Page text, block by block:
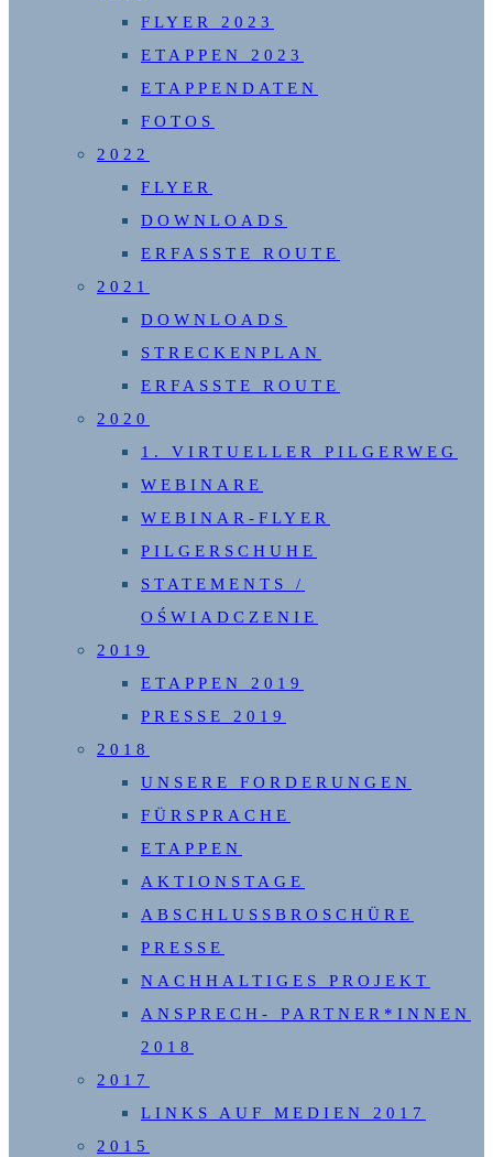
FLYER 2023
ETAPPEN 2023
ETAPPENDATEN
FOTOS
2022
FLYER
DOWNLOADS
ERFASSTE ROUTE
2021
DOWNLOADS
STRECKENPLAN
ERFASSTE ROUTE
2020
1. VIRTUELLER PILGERWEG
WEBINARE
WEBINAR-FLYER
PILGERSCHUHE
STATEMENTS /
OŚWIADCZENIE
2019
ETAPPEN 2019
PRESSE 2019
2018
UNSERE FORDERUNGEN
FÜRSPRACHE
ETAPPEN
AKTIONSTAGE
ABSCHLUSSBROSCHÜRE
PRESSE
NACHHALTIGES PROJEKT
ANSPRECH- PARTNER*INNEN
2018
2017
LINKS AUF MEDIEN 2017
2015